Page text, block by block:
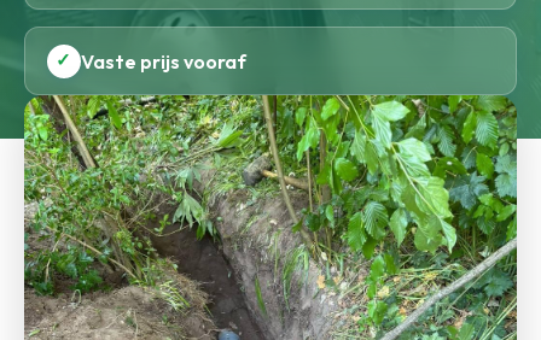
✓ Vaste prijs vooraf